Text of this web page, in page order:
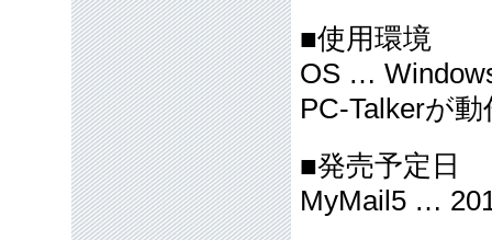
■使用環境
OS …
PC-Talkerが
■発売予定日
MyMail5 …